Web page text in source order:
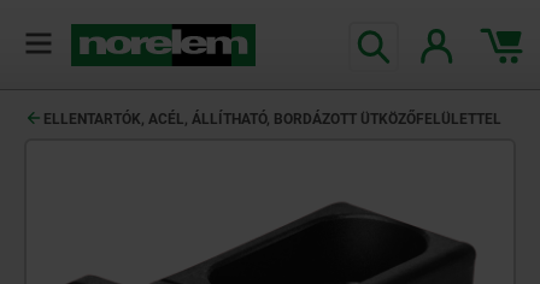
ELLENTARTÓK, ACÉL, ÁLLÍTHATÓ, BORDÁZOTT ÜTKÖZŐFELÜLETTEL